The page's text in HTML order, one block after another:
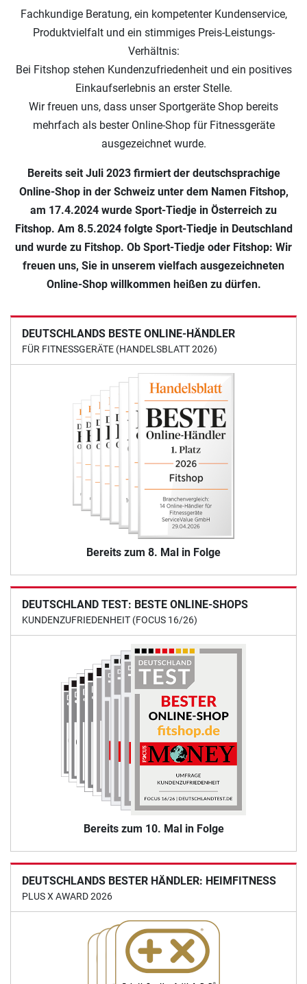
Fachkundige Beratung, ein kompetenter Kundenservice,
Produktvielfalt und ein stimmiges Preis-Leistungs-
Verhältnis:
Bei Fitshop stehen Kundenzufriedenheit und ein positives
Einkaufserlebnis an erster Stelle.
Wir freuen uns, dass unser Sportgeräte Shop bereits
mehrfach als bester Online-Shop für Fitnessgeräte
ausgezeichnet wurde.
Bereits seit Juli 2023 firmiert der deutschsprachige
Online-Shop in der Schweiz unter dem Namen Fitshop,
am 17.4.2024 wurde Sport-Tiedje in Österreich zu
Fitshop. Am 8.5.2024 folgte Sport-Tiedje in Deutschland
und wurde zu Fitshop. Ob Sport-Tiedje oder Fitshop: Wir
freuen uns, Sie in unserem vielfach ausgezeichneten
Online-Shop willkommen heißen zu dürfen.
DEUTSCHLANDS BESTE ONLINE-HÄNDLER
FÜR FITNESSGERÄTE (HANDELSBLATT 2026)
Bereits zum 8. Mal in Folge
DEUTSCHLAND TEST: BESTE ONLINE-SHOPS
KUNDENZUFRIEDENHEIT (FOCUS 16/26)
Bereits zum 10. Mal in Folge
DEUTSCHLANDS BESTER HÄNDLER: HEIMFITNESS
PLUS X AWARD 2026